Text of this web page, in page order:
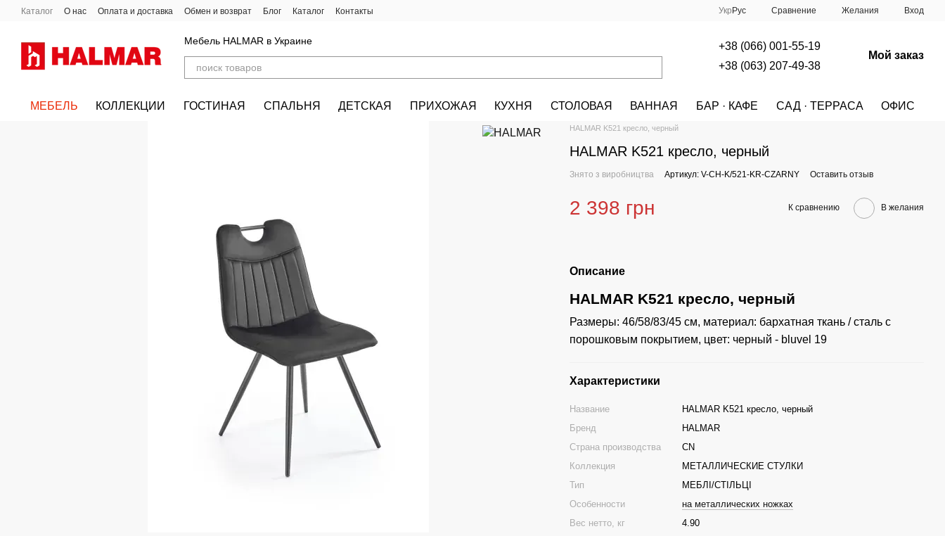
Перейти к основному контенту
Каталог О нас Оплата и доставка Обмен и возврат Блог Каталог Контакты Укр Рус Сравнение Желания Вход
Мебель HALMAR в Украине
+38 (066) 001-55-19
+38 (063) 207-49-38
Мой заказ
МЕБЕЛЬ КОЛЛЕКЦИИ ГОСТИНАЯ СПАЛЬНЯ ДЕТСКАЯ ПРИХОЖАЯ КУХНЯ СТОЛОВАЯ ВАННАЯ БАР · КАФЕ САД · ТЕРРАСА ОФИС
HALMAR K521 кресло, черный
HALMAR K521 кресло, черный
Знято з виробництва Артикул: V-CH-K/521-KR-CZARNY Оставить отзыв
2 398 грн К сравнению В желания
Описание
HALMAR K521 кресло, черный
Размеры: 46/58/83/45 см, материал: бархатная ткань / сталь с
порошковым покрытием, цвет: черный - bluvel 19
Характеристики
Название
HALMAR K521 кресло, черный
Бренд
HALMAR
Страна производства
CN
Коллекция
МЕТАЛЛИЧЕСКИЕ СТУЛКИ
Тип
МЕБЛІ/СТІЛЬЦІ
Особенности
на металлических ножках
Вес нетто, кг
4.90